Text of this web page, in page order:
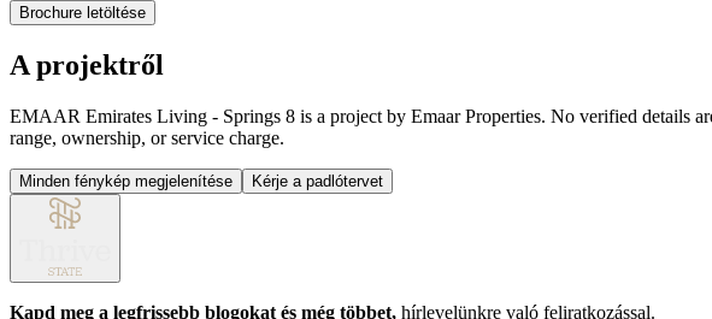
Brochure letöltése
A projektről
EMAAR Emirates Living - Springs 8 is a project by Emaar Properties. No verified details
range, ownership, or service charge.
Minden fénykép megjelenítése Kérje a padlótervet
Kapd meg a legfrissebb blogokat és még többet, hírlevelünkre való feliratkozással.